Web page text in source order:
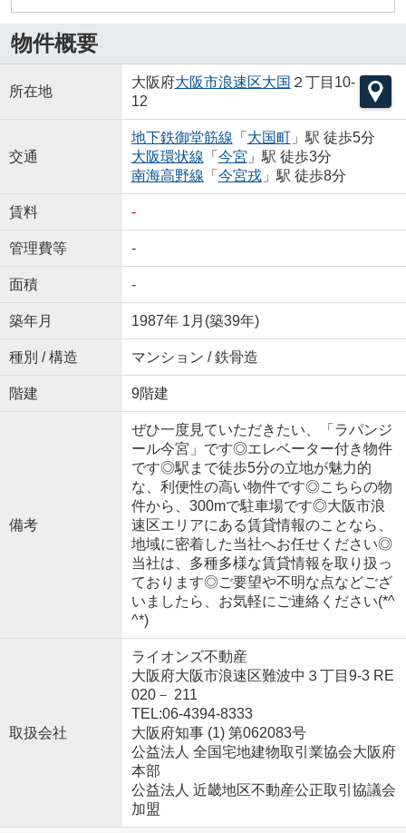
物件概要
所在地
大阪府大阪市浪速区大国 ２丁目10-
12
交通
地下鉄御堂筋線 「 大国町」駅 徒歩5分
大阪環状線 「 今宮 」駅 徒歩3分
南海高野線 「 今宮戎」駅 徒歩8分
賃料 -
管理費等 -
面積 -
築年月 1987年 1月(築39年)
種別 / 構造 マンション / 鉄骨造
階建 9階建
備考
ぜひ一度見ていただきたい、「ラパンジ
ール今宮」です◎エレベーター付き物件
です◎駅まで徒歩5分の立地が魅力的
な、利便性の高い物件です◎こちらの物
件から、300mで駐車場です◎大阪市浪
速区エリアにある賃貸情報のことなら、
地域に密着した当社へお任せください◎
当社は、多種多様な賃貸情報を取り扱っ
ております◎ご要望や不明な点などござ
いましたら、お気軽にご連絡ください(*^
^*)
取扱会社
ライオンズ不動産
大阪府大阪市浪速区難波中３丁目9-3 RE
020－ 211
TEL:06-4394-8333
大阪府知事 (1) 第062083号
公益法人 全国宅地建物取引業協会大阪府
本部
公益法人 近畿地区不動産公正取引協議会
加盟